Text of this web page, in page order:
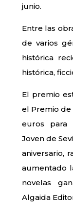
junio.
Entre las
de varios
histórica
histórica,
El premio
el Premio de
euros para
Joven de
aniversario,
aumentado
novelas
Algaida